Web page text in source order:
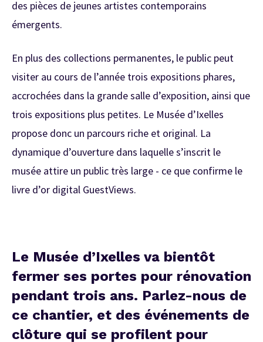
des pièces de jeunes artistes contemporains
émergents.
En plus des collections permanentes, le public peut
visiter au cours de l’année trois expositions phares,
accrochées dans la grande salle d’exposition, ainsi que
trois expositions plus petites. Le Musée d’Ixelles
propose donc un parcours riche et original. La
dynamique d’ouverture dans laquelle s’inscrit le
musée attire un public très large - ce que confirme le
livre d’or digital GuestViews.
Le Musée d’Ixelles va bientôt
fermer ses portes pour rénovation
pendant trois ans. Parlez-nous de
ce chantier, et des événements de
clôture qui se profilent pour